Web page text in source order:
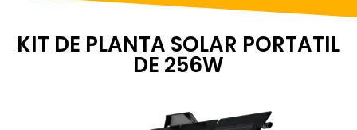
KIT DE PLANTA SOLAR PORTATIL
DE 256W